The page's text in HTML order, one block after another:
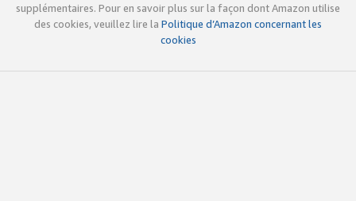
supplémentaires. Pour en savoir plus sur la façon dont Amazon utilise
des cookies, veuillez lire la Politique d’Amazon concernant les
cookies